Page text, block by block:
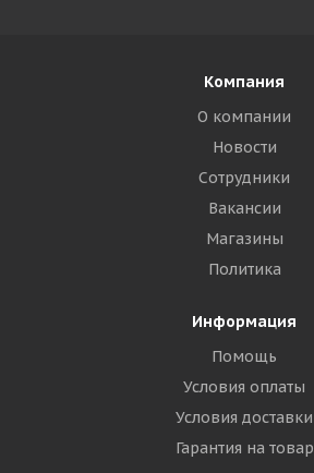
Компания
О компании
Новости
Сотрудники
Вакансии
Магазины
Политика
Информация
Помощь
Условия оплаты
Условия доставки
Гарантия на товар